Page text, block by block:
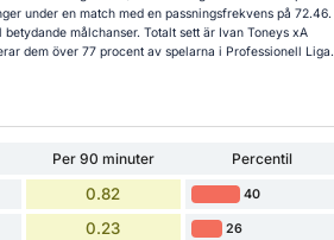
under en match med en passningsfrekvens på 72.46.
målchanser. Totalt sett är Ivan Toneys xA
dem över 77 procent av spelarna i Professionell Liga.
Per 90 minuter
Percentil
0.82 40
0.23 26